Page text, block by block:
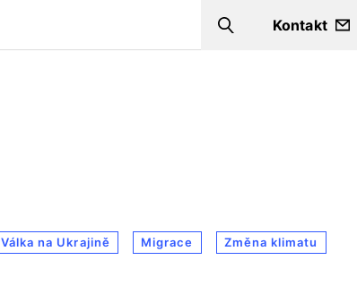
Search
Kontakt
Válka na Ukrajině Migrace Změna klimatu